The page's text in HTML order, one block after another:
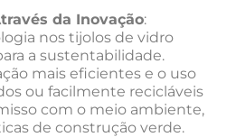
da Inovação:
nos tijolos de vidro
a sustentabilidade.
mais eficientes e o uso
ou facilmente recicláveis
com o meio ambiente,
de construção verde.